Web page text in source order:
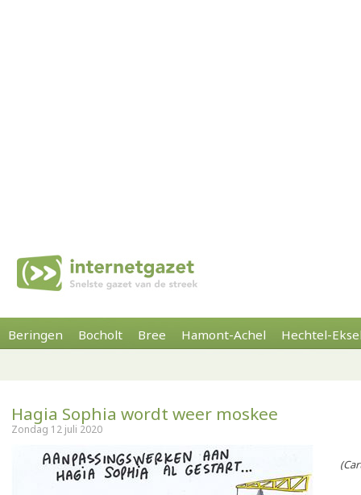
Beringen Bocholt Bree Hamont-Achel Hechtel-
Hagia Sophia wordt weer moskee
Zondag 12 juli 2020